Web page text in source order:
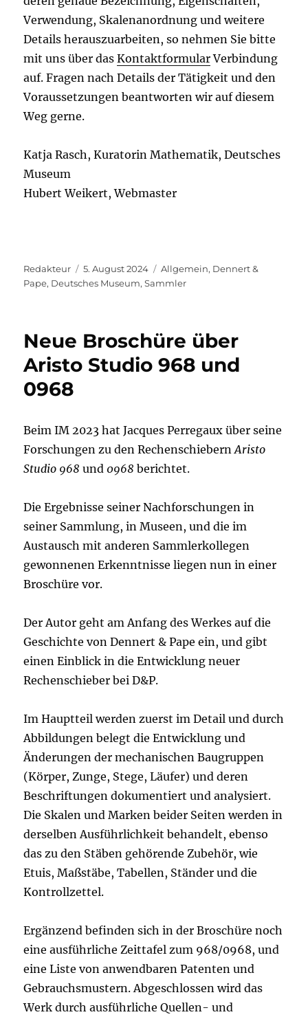
Verwendung, Skalenanordnung und weitere
Details herauszuarbeiten, so nehmen Sie bitte
mit uns über dasKontaktformularVerbindung
auf. Fragen nach Details der Tätigkeit und den
Voraussetzungen beantworten wir auf diesem
Weg gerne.
Katja Rasch, Kuratorin Mathematik, Deutsches
Museum
Hubert Weikert, Webmaster
Autor
Redakteur
Veröffentlicht
am
5. August 2024 Kategorien
Allgemein, Dennert &
Pape, Deutsches Museum,Sammler
Neue Broschüre über
Aristo Studio 968 und
0968
Beim IM 2023 hat Jacques Perregaux über seine
Forschungen zu den RechenschiebernAristo
Studio 968 und0968 berichtet.
Die Ergebnisse seiner Nachforschungen in
seiner Sammlung, in Museen, und die im
Austausch mit anderen Sammlerkollegen
gewonnenen Erkenntnisse liegen nun in einer
Broschüre vor.
Der Autor geht am Anfang des Werkes auf die
Geschichte von Dennert & Pape ein, und gibt
einen Einblick in die Entwicklung neuer
Rechenschieber bei D&P.
Im Hauptteil werden zuerst im Detail und durch
Abbildungen belegt die Entwicklung und
Änderungen der mechanischen Baugruppen
(Körper, Zunge, Stege, Läufer) und deren
Beschriftungen dokumentiert und analysiert.
Die Skalen und Marken beider Seiten werden in
derselben Ausführlichkeit behandelt, ebenso
das zu den Stäben gehörende Zubehör, wie
Etuis, Maßstäbe, Tabellen, Ständer und die
Kontrollzettel.
Ergänzend befinden sich in der Broschüre noch
eine ausführliche Zeittafel zum 968/0968, und
eine Liste von anwendbaren Patenten und
Gebrauchsmustern. Abgeschlossen wird das
Werk durch ausführliche Quellen- und